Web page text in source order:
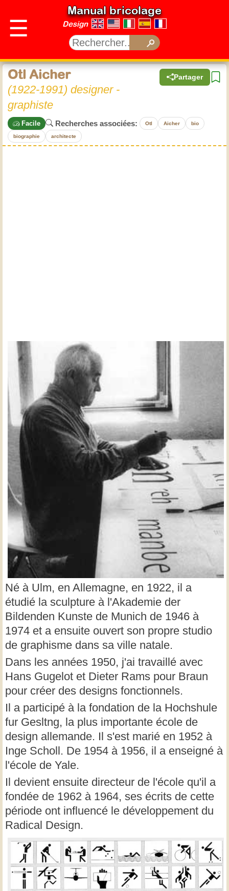
☰
Manual bricolage
Design
Partager
Otl Aicher
(1922-1991) designer -
graphiste
Facile Recherches associées: Otl Aicher bio
biographie architecte
Né à Ulm, en Allemagne, en 1922, il a
étudié la sculpture à l'Akademie der
Bildenden Kunste de Munich de 1946 à
1974 et a ensuite ouvert son propre studio
de graphisme dans sa ville natale.
Dans les années 1950, j'ai travaillé avec
Hans Gugelot et Dieter Rams pour Braun
pour créer des designs fonctionnels.
Il a participé à la fondation de la Hochshule
fur Gesltng, la plus importante école de
design allemande. Il s'est marié en 1952 à
Inge Scholl. De 1954 à 1956, il a enseigné à
l'école de Yale.
Il devient ensuite directeur de l'école qu'il a
fondée de 1962 à 1964, ses écrits de cette
période ont influencé le développement du
Radical Design.